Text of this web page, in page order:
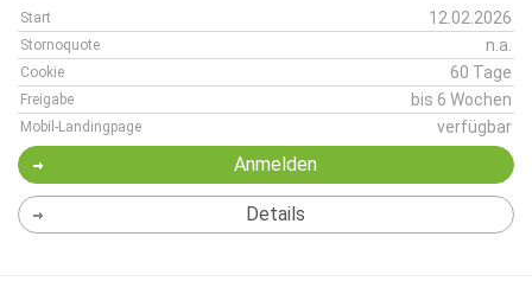
Start 12.02.2026
Stornoquote n.a.
Cookie 60 Tage
Freigabe bis 6 Wochen
Mobil-Landingpage verfügbar
Anmelden
Details